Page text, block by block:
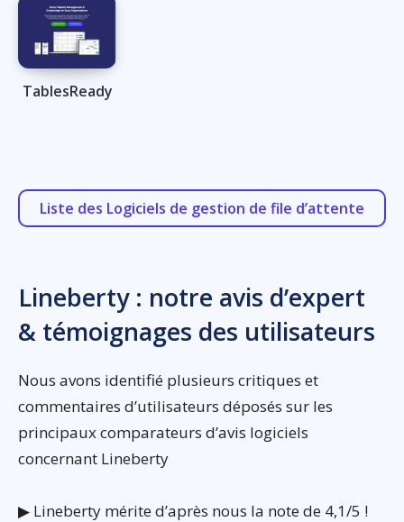
TablesReady
Liste des Logiciels de gestion de file d’attente
Lineberty : notre avis d’expert
& témoignages des utilisateurs
Nous avons identifié plusieurs critiques et
commentaires d’utilisateurs déposés sur les
principaux comparateurs d’avis logiciels
concernant Lineberty
▶ Lineberty mérite d’après nous la note de 4,1/5 !